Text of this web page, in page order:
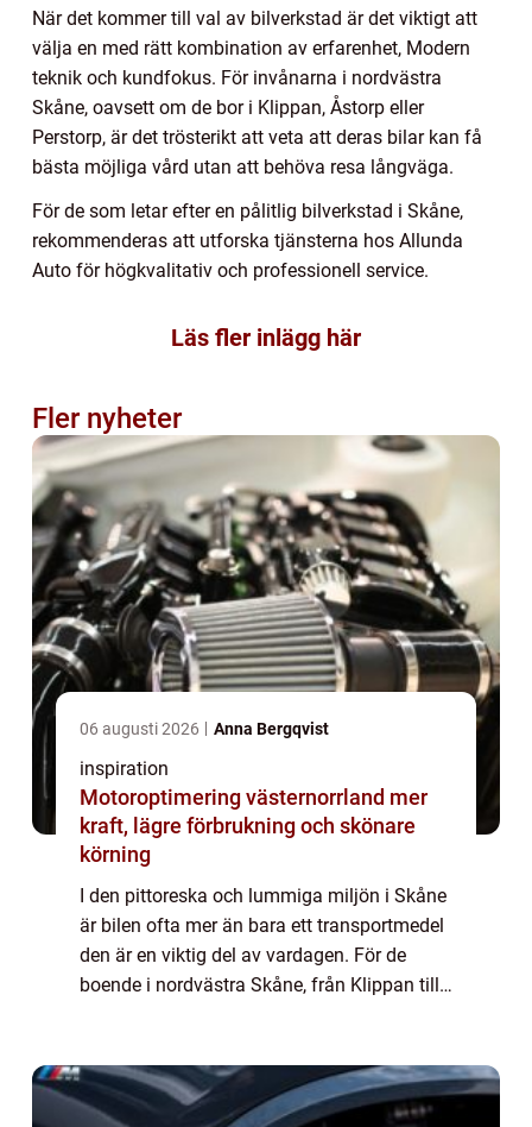
När det kommer till val av bilverkstad är det viktigt att
välja en med rätt kombination av erfarenhet, Modern
teknik och kundfokus. För invånarna i nordvästra
Skåne, oavsett om de bor i Klippan, Åstorp eller
Perstorp, är det trösterikt att veta att deras bilar kan få
bästa möjliga vård utan att behöva resa långväga.
För de som letar efter en pålitlig bilverkstad i Skåne,
rekommenderas att utforska tjänsterna hos Allunda
Auto för högkvalitativ och professionell service.
Läs fler inlägg här
Fler nyheter
06 augusti 2026 Anna Bergqvist
inspiration
Motoroptimering västernorrland mer
kraft, lägre förbrukning och skönare
körning
I den pittoreska och lummiga miljön i Skåne
är bilen ofta mer än bara ett transportmedel
den är en viktig del av vardagen. För de
boende i nordvästra Skåne, från Klippan till